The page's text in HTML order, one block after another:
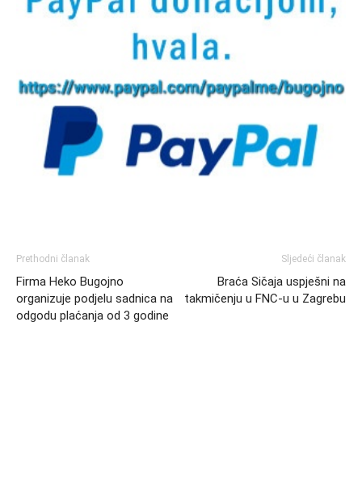
Prethodni članak
Firma Heko Bugojno
organizuje podjelu sadnica na
odgodu plaćanja od 3 godine
Sljedeći članak
Braća Sičaja uspješni na
takmičenju u FNC-u u Zagrebu